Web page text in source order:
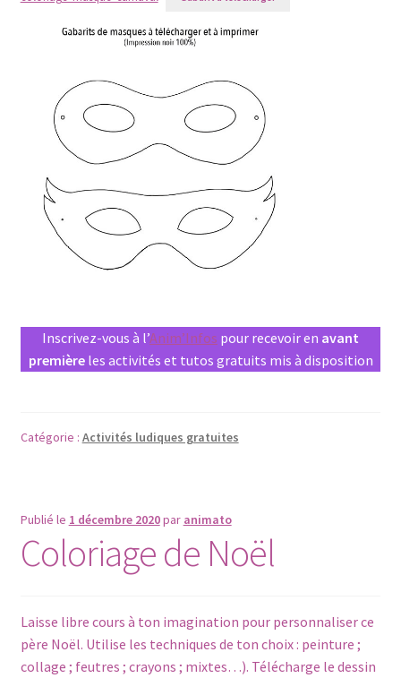
Inscrivez-vous à l’Anim’Infos pour recevoir en avant
premièreles activités et tutos gratuits mis à disposition
Catégorie : Activités ludiques gratuites
Publié le 1 décembre 2020par animato
Coloriage de Noël
Laisse libre cours à ton imagination pour personnaliser ce
père Noël. Utilise les techniques de ton choix : peinture ;
collage ; feutres ; crayons ; mixtes…). Télécharge le dessin